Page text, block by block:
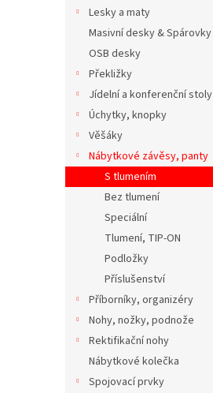
Lesky a maty
Masivní desky & Spárovky
OSB desky
Překližky
Jídelní a konferenční stoly
Úchytky, knopky
Věšáky
Nábytkové závěsy, panty
S tlumením
Bez tlumení
Speciální
Tlumení, TIP-ON
Podložky
Příslušenství
Příborníky, organizéry
Nohy, nožky, podnože
Rektifikační nohy
Nábytkové kolečka
Spojovací prvky